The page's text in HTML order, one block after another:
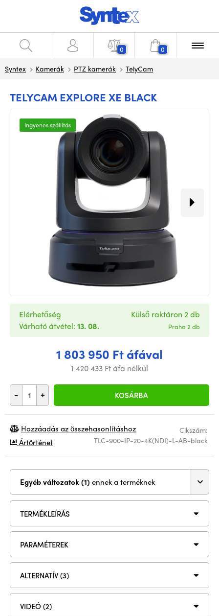
0 0
Syntex Kamerák PTZ kamerák TelyCam
TELYCAM EXPLORE XE BLACK
Ingyenes szállítás
1 803 950 Ft áfával
1 420 433 Ft áfa nélkül
- + KOSÁRBA
Elérhetőség
Várható átvétel: 13. 08.
Külső raktáron 2 db
Praha 2 db
Cikszám:
TLC-900-IP-20-4K(NDI)-L-AB-black
Hozzáadás az összehasonlításhoz
Ártörténet
Egyéb változatok (1) ennek a terméknek
TERMÉKLEÍRÁS
PARAMÉTEREK
ALTERNATÍV (3)
VIDEÓ (2)